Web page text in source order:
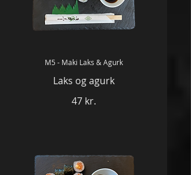
M5 - Maki Laks & Agurk
Laks og agurk
47 kr.